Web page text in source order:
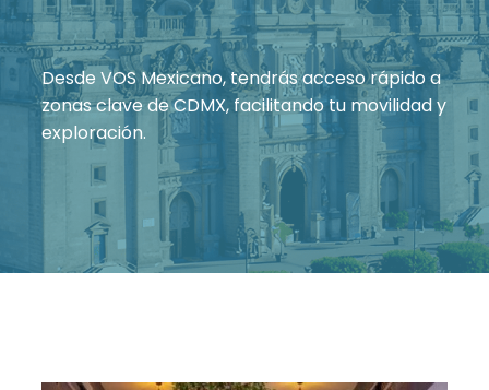
Desde VOS Mexicano, tendrás acceso rápido a
zonas clave de CDMX, facilitando tu movilidad y
exploración.